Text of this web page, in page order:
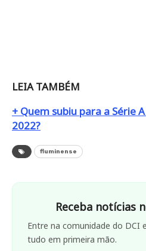
LEIA TAMBÉM
+ Quem subiu para a Série
2022?
fluminense
Receba notícias
Entre na comunidade do DCI
tudo em primeira mão.